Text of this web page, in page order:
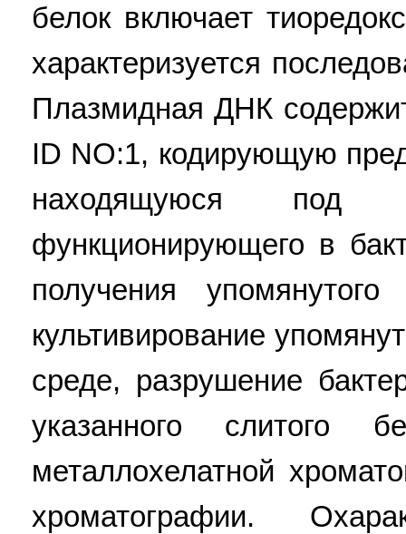
белок включает
характеризуется
Плазмидная ДНК
ID NO:1, кодирующую
находящуюся под
функционирующего в
получения
культивирование
среде, разрушение
указанного слитого
металлохелатной
хроматографии.